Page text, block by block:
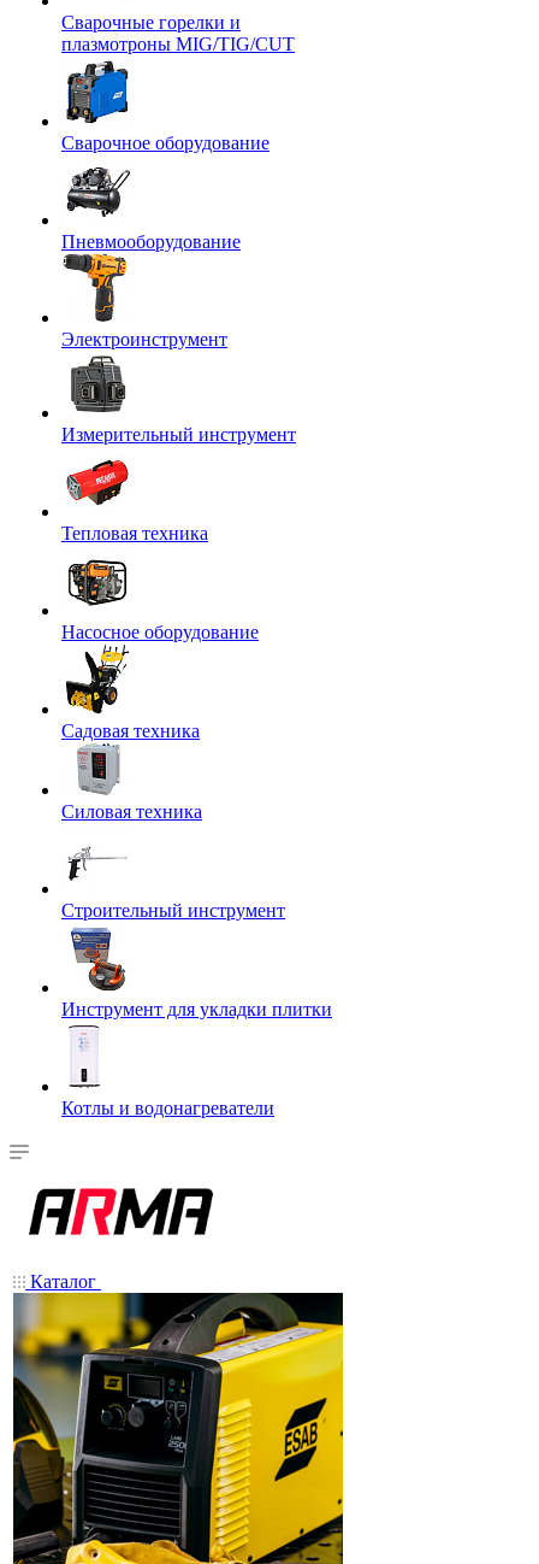
Сварочные горелки и
плазмотроны MIG/TIG/CUT
Сварочное оборудование
Пневмооборудование
Электроинструмент
Измерительный инструмент
Тепловая техника
Насосное оборудование
Садовая техника
Силовая техника
Строительный инструмент
Инструмент для укладки плитки
Котлы и водонагреватели
Каталог